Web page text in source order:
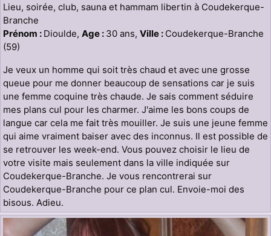
Lieu, soirée, club, sauna et hammam libertin à Coudekerque-
Branche
Prénom : Dioulde, Age : 30 ans, Ville : Coudekerque-Branche
(59)
Je veux un homme qui soit très chaud et avec une grosse
queue pour me donner beaucoup de sensations car je suis
une femme coquine très chaude. Je sais comment séduire
mes plans cul pour les charmer. J'aime les bons coups de
langue car cela me fait très mouiller. Je suis une jeune femme
qui aime vraiment baiser avec des inconnus. Il est possible de
se retrouver les week-end. Vous pouvez choisir le lieu de
votre visite mais seulement dans la ville indiquée sur
Coudekerque-Branche. Je vous rencontrerai sur
Coudekerque-Branche pour ce plan cul. Envoie-moi des
bisous. Adieu.